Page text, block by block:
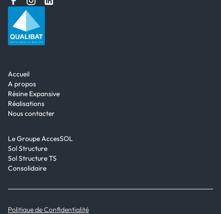
Accueil
A propos
Résine Expansive
Réalisations
Nous contacter
Le Groupe AccesSOL
Sol Structure
Sol Structure TS
Consolidaire
Politique de Confidentialité